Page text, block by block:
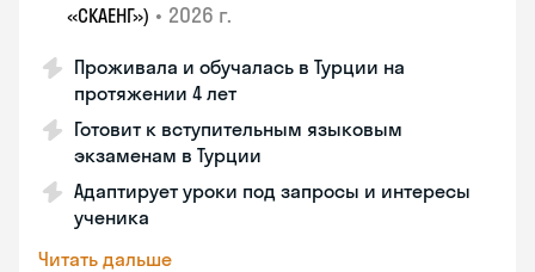
«СКАЕНГ») • 2026 г.
Проживала и обучалась в Турции на
протяжении 4 лет
Готовит к вступительным языковым
экзаменам в Турции
Адаптирует уроки под запросы и интересы
ученика
Читать дальше